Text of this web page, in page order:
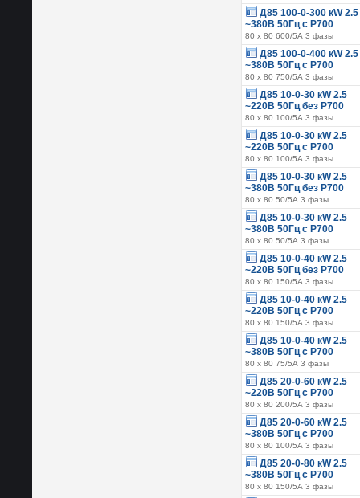
Д85 100-0-300 кW 2.5
~380В 50Гц с Р700
80 х 80 600/5А 3 фазы
Д85 100-0-400 кW 2.5
~380В 50Гц с Р700
80 х 80 750/5А 3 фазы
Д85 10-0-30 кW 2.5
~220В 50Гц без Р700
80 х 80 100/5А 3 фазы
Д85 10-0-30 кW 2.5
~220В 50Гц с Р700
80 х 80 100/5А 3 фазы
Д85 10-0-30 кW 2.5
~380В 50Гц без Р700
80 х 80 50/5А 3 фазы
Д85 10-0-30 кW 2.5
~380В 50Гц с Р700
80 х 80 50/5А 3 фазы
Д85 10-0-40 кW 2.5
~220В 50Гц без Р700
80 х 80 150/5А 3 фазы
Д85 10-0-40 кW 2.5
~220В 50Гц с Р700
80 х 80 150/5А 3 фазы
Д85 10-0-40 кW 2.5
~380В 50Гц с Р700
80 х 80 75/5А 3 фазы
Д85 20-0-60 кW 2.5
~220В 50Гц с Р700
80 х 80 200/5А 3 фазы
Д85 20-0-60 кW 2.5
~380В 50Гц с Р700
80 х 80 100/5А 3 фазы
Д85 20-0-80 кW 2.5
~380В 50Гц с Р700
80 х 80 150/5А 3 фазы